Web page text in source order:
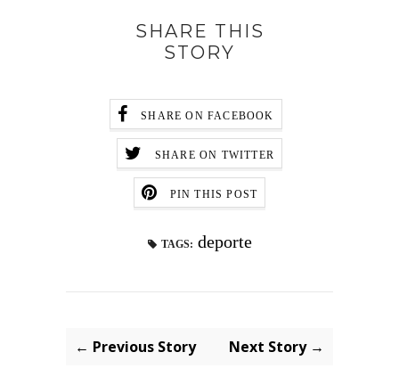
SHARE THIS
STORY
SHARE ON FACEBOOK
SHARE ON TWITTER
PIN THIS POST
TAGS: deporte
← Previous Story Next Story →